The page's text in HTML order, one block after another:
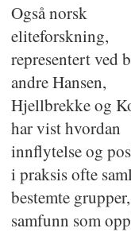
Også norsk
eliteforskning,
representert ved
andre Hansen,
Hjellbrekke og
har vist hvordan
innflytelse og
i praksis ofte
bestemte
samfunn som